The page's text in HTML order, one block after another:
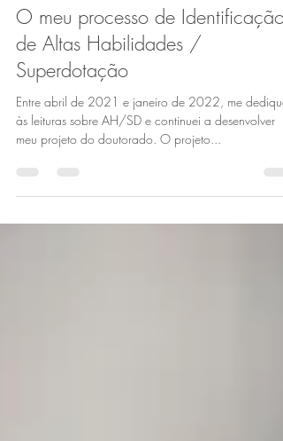
José Angelo Fiorot Junior Terapeuta On-line
4 de out. de 2024
2 min de leitura
O meu processo de Identificação
de Altas Habilidades /
Superdotação
Entre abril de 2021 e janeiro de 2022, me dediquei
às leituras sobre AH/SD e continuei a desenvolver